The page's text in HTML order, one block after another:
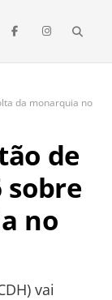
sobre política,
com
da monarquia no
de
sobre
no
vai